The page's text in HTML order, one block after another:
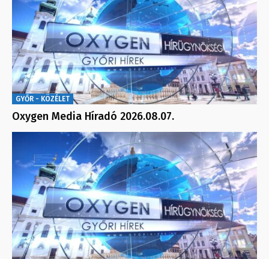
GYŐR - KÖZÉLET
Oxygen Media Híradó 2026.08.07.